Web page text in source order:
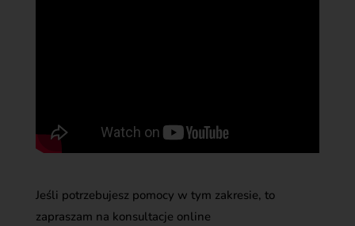
Jeśli potrzebujesz pomocy w tym zakresie, to
zapraszam na konsultacje online